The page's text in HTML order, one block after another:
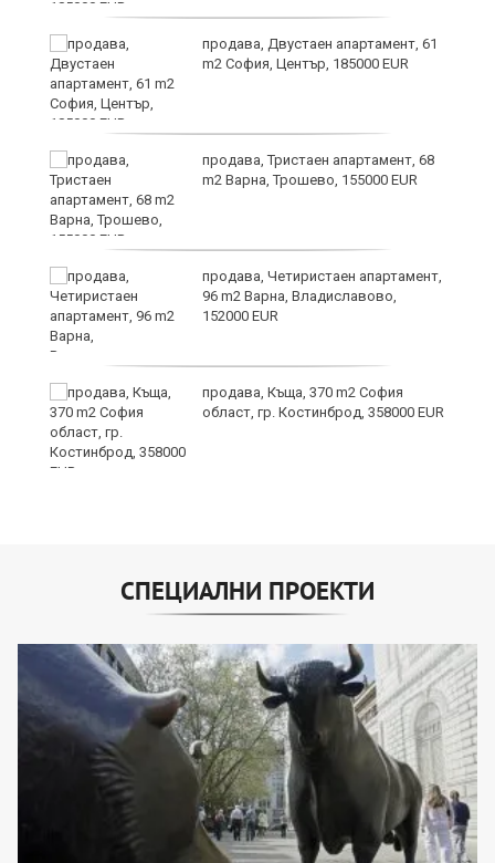
продава, Двустаен апартамент, 61
m2 София, Център, 185000 EUR
продава, Тристаен апартамент, 68
m2 Варна, Трошево, 155000 EUR
продава, Четиристаен апартамент,
96 m2 Варна, Владиславово,
152000 EUR
продава, Къща, 370 m2 София
област, гр. Костинброд, 358000 EUR
СПЕЦИАЛНИ ПРОЕКТИ